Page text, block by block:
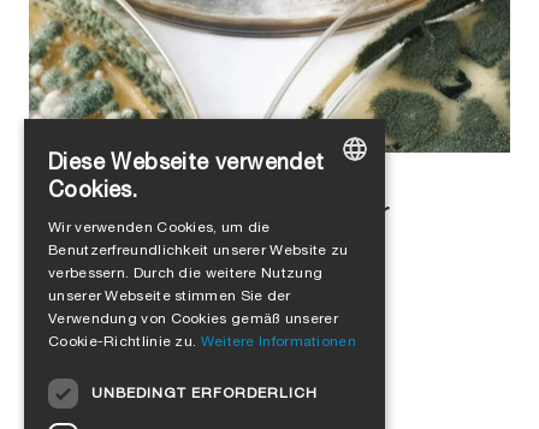
Alejandro Jimenez
Schimmel vermeiden: Tipps für
gesundes Wohnen
ENGLISH
FRENCH
Diese Webseite verwendet
Cookies.
Wir verwenden Cookies, um die
Benutzerfreundlichkeit unserer Website zu
verbessern. Durch die weitere Nutzung
unserer Webseite stimmen Sie der
Verwendung von Cookies gemäß unserer
Cookie-Richtlinie zu. Weitere Informationen
UNBEDINGT ERFORDERLICH